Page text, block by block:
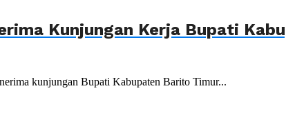
Kunjungan Kerja Bupati
kunjungan Bupati Kabupaten Barito Timur...